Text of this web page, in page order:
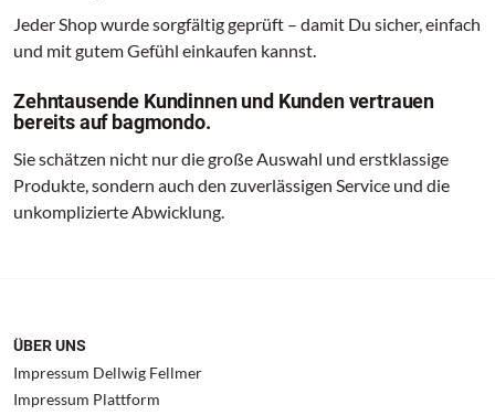
Jeder Shop wurde sorgfältig geprüft – damit Du sicher, einfach
und mit gutem Gefühl einkaufen kannst.
Zehntausende Kundinnen und Kunden vertrauen
bereits auf bagmondo.
Sie schätzen nicht nur die große Auswahl und erstklassige
Produkte, sondern auch den zuverlässigen Service und die
unkomplizierte Abwicklung.
ÜBER UNS
Impressum Dellwig Fellmer
Impressum Plattform